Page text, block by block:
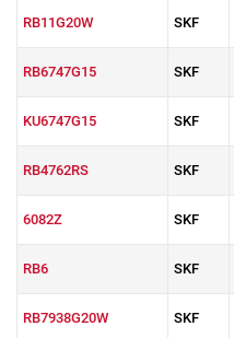
RB11G20W SKF
RB6747G15 SKF
KU6747G15 SKF
RB4762RS SKF
6082Z SKF
RB6 SKF
RB7938G20W SKF